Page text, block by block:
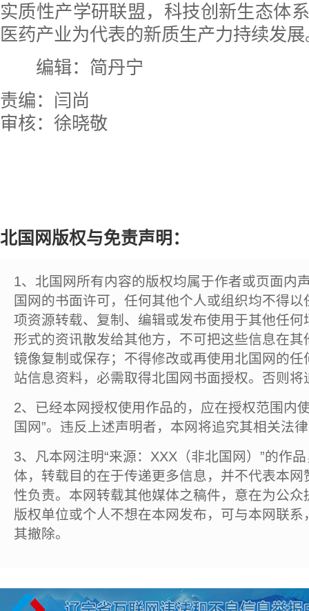
实质性产学研联盟，科技创新生态体
医药产业为代表的新质生产力持续发展
编辑：简丹宁
责编：闫尚
审核：徐晓敬
北国网版权与免责声明：
1、北国网所有内容的版权均属于作者或页面内
国网的书面许可，任何其他个人或组织均不得
项资源转载、复制、编辑或发布使用于其他任
形式的资讯散发给其他方，不可把这些信息在
镜像复制或保存；不得修改或再使用北国网的
站信息资料，必需取得北国网书面授权。否则将
2、已经本网授权使用作品的，应在授权范围内
国网”。违反上述声明者，本网将追究其相关法
3、凡本网注明“来源：XXX（非北国网）”的作
体，转载目的在于传递更多信息，并不代表本
性负责。本网转载其他媒体之稿件，意在为公
版权单位或个人不想在本网发布，可与本网联
其撤除。